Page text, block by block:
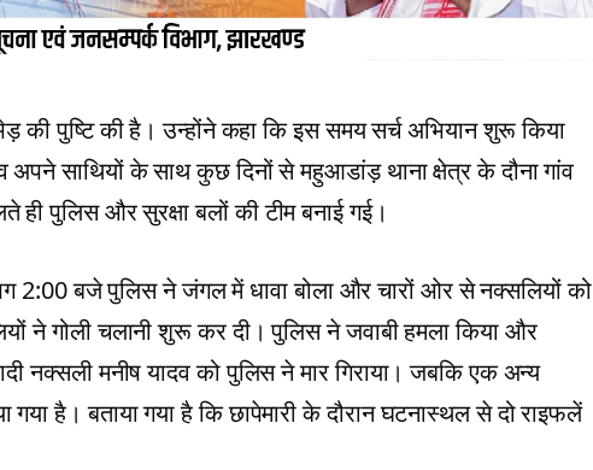
की पुष्टि की है। उन्होंने कहा कि इस समय सर्च अभियान शुरू किया
अपने साथियों के साथ कुछ दिनों से महुआडांड़ थाना क्षेत्र के दौना गांव
पुलिस और सुरक्षा बलों की टीम बनाई गई।
2:00 बजे पुलिस ने जंगल में धावा बोला और चारों ओर से नक्सलियों को
ने गोली चलानी शुरू कर दी। पुलिस ने जवाबी हमला किया और
नक्सली मनीष यादव को पुलिस ने मार गिराया। जबकि एक अन्य
गया है। बताया गया है कि छापेमारी के दौरान घटनास्थल से दो राइफलें